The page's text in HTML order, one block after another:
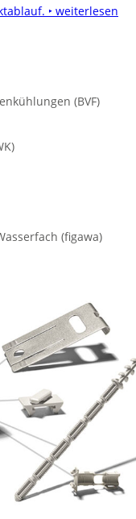
‣ weiterlesen
(BVF)
(figawa)